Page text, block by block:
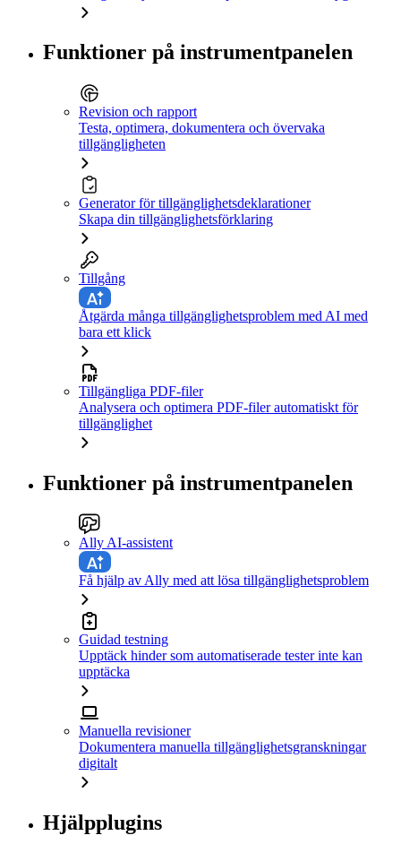
Funktioner på instrumentpanelen
Revision och rapport
Testa, optimera, dokumentera och övervaka
tillgängligheten
Generator för tillgänglighetsdeklarationer
Skapa din tillgänglighetsförklaring
Tillgång
Åtgärda många tillgänglighetsproblem med AI med
bara ett klick
Tillgängliga PDF-filer
Analysera och optimera PDF-filer automatiskt för
tillgänglighet
Funktioner på instrumentpanelen
Ally AI-assistent
Få hjälp av Ally med att lösa tillgänglighetsproblem
Guidad testning
Upptäck hinder som automatiserade tester inte kan
upptäcka
Manuella revisioner
Dokumentera manuella tillgänglighetsgranskningar
digitalt
Hjälpplugins